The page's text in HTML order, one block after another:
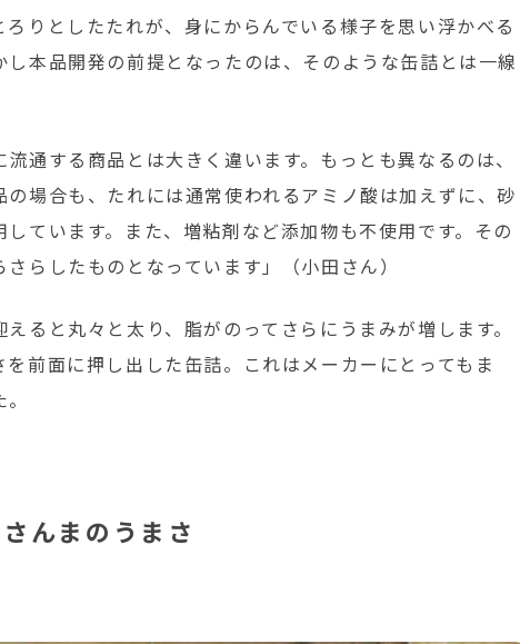
りとしたたれが、身にからんでいる様子を思い浮かべる
本品開発の前提となったのは、そのような缶詰とは一線
通する商品とは大きく違います。もっとも異なるのは、
場合も、たれには通常使われるアミノ酸は加えずに、砂
ています。また、増粘剤など添加物も不使用です。その
らしたものとなっています」（小田さん）
ると丸々と太り、脂がのってさらにうまみが増します。
前面に押し出した缶詰。これはメーカーにとってもま
んまのうまさ